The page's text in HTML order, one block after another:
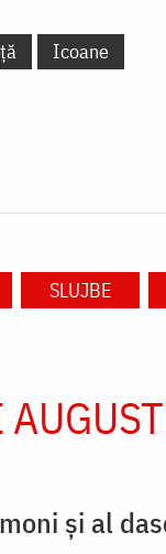
Icoane
SLUJBE
şi al